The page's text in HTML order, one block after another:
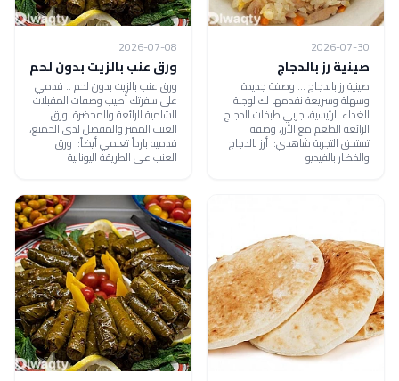
2026-07-30
صينية رز بالدجاج
صينية رز بالدجاج ... وصفة جديدة
وسهلة وسريعة نقدمها لك لوجبة
الغداء الرئيسية، جربي طبخات الدجاج
الرائعة الطعم مع الأرز، وصفة
تستحق التجربة شاهدي: أرز بالدجاج
والخضار بالفيديو
2026-07-08
ورق عنب بالزيت بدون لحم
ورق عنب بالزيت بدون لحم .. قدمي
على سفرتك أطيب وصفات المقبلات
الشامية الرائعة والمحضرة بورق
العنب المميز والمفضل لدى الجميع،
قدميه بارداً تعلمي أيضاً: ورق
العنب على الطريقة اليونانية